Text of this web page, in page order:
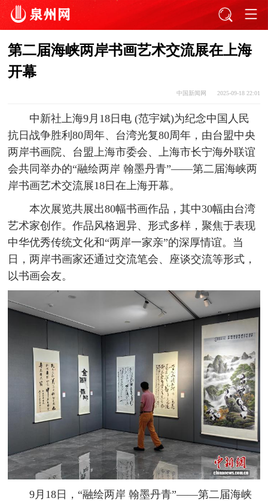
第二届海峡两岸书画艺术交流展在上海
开幕
中国新闻网 2025-09-18 22:01
中新社上海9月18日电 (范宇斌)为纪念中国人民
抗日战争胜利80周年、台湾光复80周年，由台盟中央
两岸书画院、台盟上海市委会、上海市长宁海外联谊
会共同举办的“融绘两岸 翰墨丹青”——第二届海峡两
岸书画艺术交流展18日在上海开幕。
本次展览共展出80幅书画作品，其中30幅由台湾
艺术家创作。作品风格迥异、形式多样，聚焦于表现
中华优秀传统文化和“两岸一家亲”的深厚情谊。当
日，两岸书画家还通过交流笔会、座谈交流等形式，
以书画会友。
9月18日，“融绘两岸 翰墨丹青”——第二届海峡